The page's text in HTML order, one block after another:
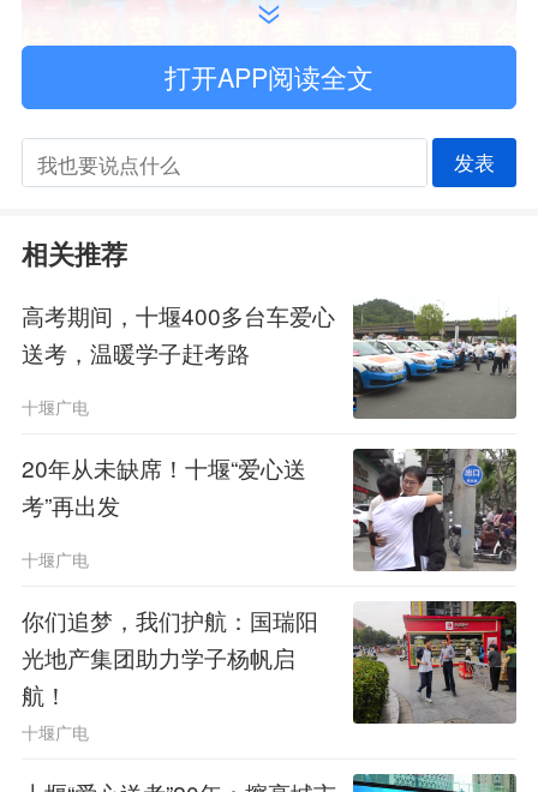
21年间，超过5500辆次爱心车辆
穿梭于大街小巷，为3万余人次出行不
便、居住偏远或有特殊需求的考生，提
供了“一对一”的贴心送考服务。
编辑：李晓静
原创作品，未经许可禁止转载
6
打开APP阅读全文
发表
相关推荐
高考期间，十堰400多台车爱心
送考，温暖学子赶考路
十堰广电
20年从未缺席！十堰“爱心送
考”再出发
十堰广电
你们追梦，我们护航：国瑞阳
光地产集团助力学子杨帆启
航！
十堰广电